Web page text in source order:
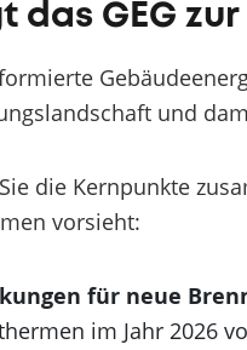
das GEG
und
die Kernpunkte
vorsieht:
für neue
im Jahr 2026